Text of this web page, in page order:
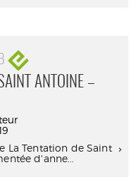
ANTOINE –
La Tentation de Saint
d'anne...